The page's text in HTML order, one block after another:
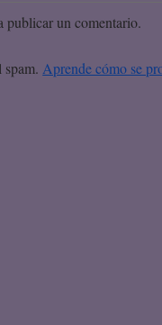
publicar un comentario.
Aprende cómo se